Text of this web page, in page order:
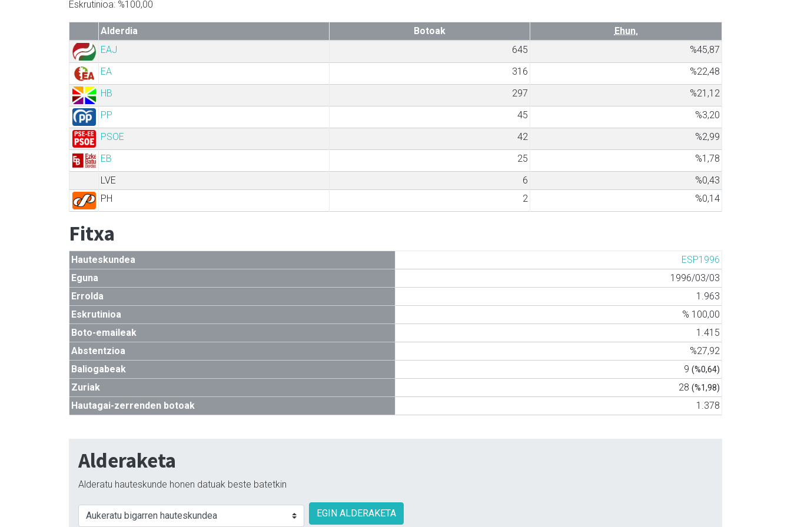
Eskrutinioa: %100,00
Alderdia Botoak
Ehun.
EAJ
645
%45,87
EA
316
%22,48
HB
297
%21,12
PP
45
%3,20
PSOE
42
%2,99
EB
25
%1,78
LVE
6
%0,43
PH
2 %0,14
Fitxa
Hauteskundea
ESP1996
Eguna
1996/03/03
Errolda
1.963
Eskrutinioa
% 100,00
Boto-emaileak
1.415
Abstentzioa
%27,92
Baliogabeak
9 (%0,64)
Zuriak 28 (%1,98)
Hautagai-zerrenden botoak 1.378
Alderaketa
Alderatu hauteskunde honen datuak beste batetkin
EGIN ALDERAKETA